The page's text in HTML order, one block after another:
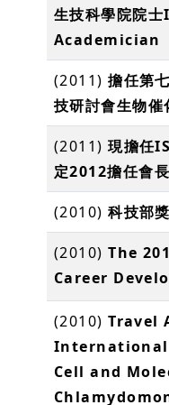
生技科學院院
Academician
(2011)擔任第
技研討會生物催
(2011)現擔任
定2012擔任會長
(2010)科技部
(2010)The
Career
(2010)Travel
International
Cell and